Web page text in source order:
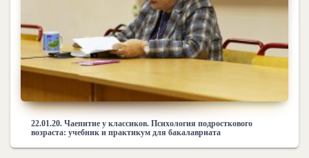
22.01.20. Чаепитие у классиков. Психология подросткового
возраста: учебник и практикум для бакалавриата